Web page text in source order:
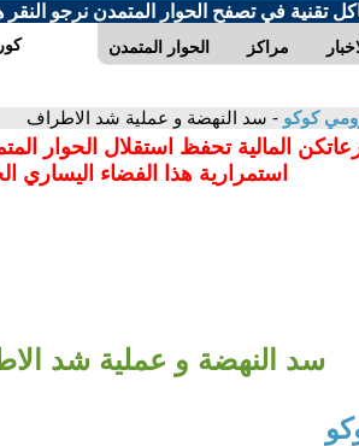
تقنية في تصفح الحوار المتمدن نرجو النقر
الحوار المتمدن مراكز
كوكو - سد النهضة و عملية شد الاطراف
المالية تحفظ استقلال الحوار
استمرارية هذا الفضاء اليساري
سد النهضة و عملية شد